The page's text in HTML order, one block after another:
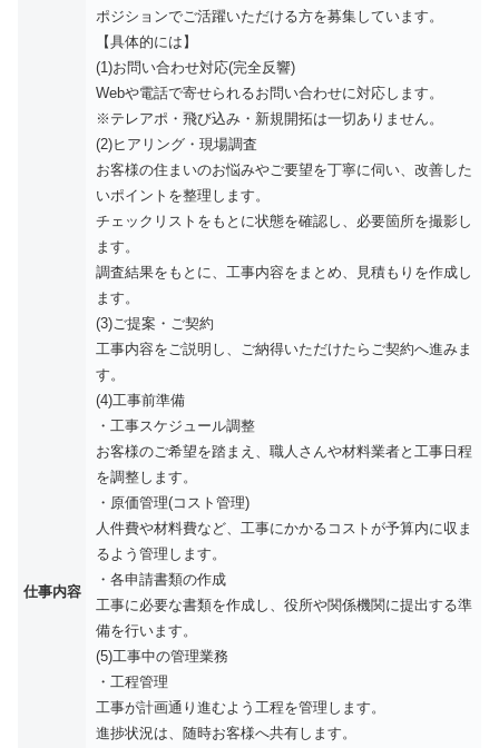
仕事内容
ポジションでご活躍いただける方を募集しています。
【具体的には】
(1)お問い合わせ対応(完全反響)
Webや電話で寄せられるお問い合わせに対応します。
※テレアポ・飛び込み・新規開拓は一切ありません。
(2)ヒアリング・現場調査
お客様の住まいのお悩みやご要望を丁寧に伺い、改善した
いポイントを整理します。
チェックリストをもとに状態を確認し、必要箇所を撮影し
ます。
調査結果をもとに、工事内容をまとめ、見積もりを作成し
ます。
(3)ご提案・ご契約
工事内容をご説明し、ご納得いただけたらご契約へ進みま
す。
(4)工事前準備
・工事スケジュール調整
お客様のご希望を踏まえ、職人さんや材料業者と工事日程
を調整します。
・原価管理(コスト管理)
人件費や材料費など、工事にかかるコストが予算内に収ま
るよう管理します。
・各申請書類の作成
工事に必要な書類を作成し、役所や関係機関に提出する準
備を行います。
(5)工事中の管理業務
・工程管理
工事が計画通り進むよう工程を管理します。
進捗状況は、随時お客様へ共有します。